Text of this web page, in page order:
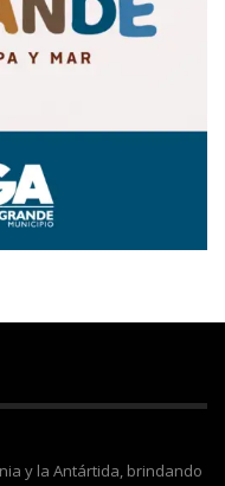
y la Antártida, brindando